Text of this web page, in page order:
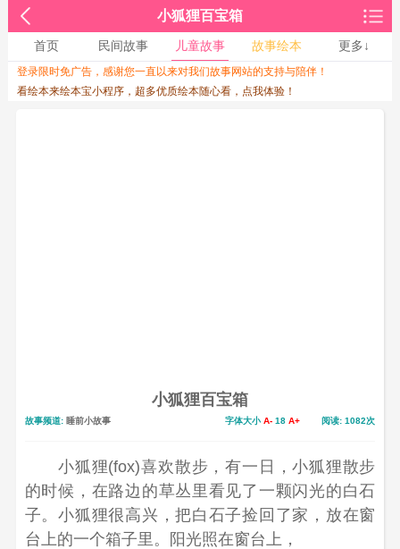
小狐狸百宝箱
首页 民间故事 儿童故事 故事绘本
更多↓
收起↑
登录限时免广告，感谢您一直以来对我们故事网站的支持与陪伴！
看绘本来绘本宝小程序，超多优质绘本随心看，点我体验！
小狐狸百宝箱
故事频道: 睡前小故事 字体大小A- 18 A+ 阅读: 1082次
小狐狸(fox)喜欢散步，有一日，小狐狸散步
的时候，在路边的草丛里看见了一颗闪光的白石
子。小狐狸很高兴，把白石子捡回了家，放在窗
台上的一个箱子里。阳光照在窗台上，